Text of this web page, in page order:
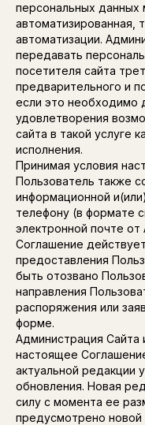
персональных данных
автоматизированная,
автоматизации.
передавать
посетителя сайта
предварительного и
если это необходимо
удовлетворения
сайта в такой услуге
исполнения.
Принимая условия
Пользователь также
информационной
телефону (в формате
электронной почте
Соглашение
предоставления
быть отозвано
направления
распоряжения или
форме.
Администрация Сайта
настоящее
актуальной редакции
обновления. Новая
силу с момента ее
предусмотрено новой
Москва, ул. Б.Никитская, д.22/2
+7 (495) 181-52-22
© 2025
TOKYOSUSHIBAR. All
rights reserved
ИНН 7704336779
ОГРН 5157746081037